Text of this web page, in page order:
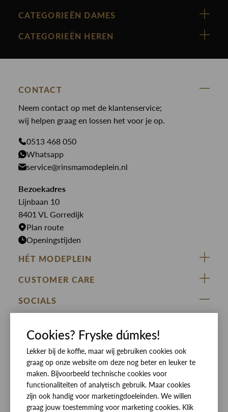
Vanguard
Cast Iron
Paul en Shark
Genti
PME Legend
Butcher of Blue
Bekijk alle merken >
CATEGORIEËN DAMES
Nieuw binnen
Blouses
Broeken
Gilets
Jassen
Jeans
Jumpsuits
Jurken
Rokken
CATEGORIEËN HEREN
Broeken
Colberts
Giftcards
Jassen
Overhemden
Truien
T-shirts
CONTACT
Neem contact op met de klantenservice;
wij helpen graag en lossen het voor je op.
0513 468 050
Whatsapp
service@rinsmamodeplein.nl
Bezoekadres
Lijnbaan 10
8401 VL Gorredijk
Plan route
Openingstijden
HÉT MODEPLEIN
ZIJ VAN RINSMA
DE HEEREN VAN RINSMA
RINSMA.CONCEPTS
Eten en drinken
Openingstijden
Werken bij RINSMA
CUSTOMER CARE
Veelgestelde vragen
Betaalmethoden
Bezorgen
Contact
Reviews
SOCIALS
Cookies? Fryske dúmkes!
Lekker bij de koffie, maar wij gebruiken cookies ook
graag op onze website om deze nog beter en leuker te
maken. Bijvoorbeeld technische cookies voor
functionaliteiten of analytisch gebruik. Maar cookies
zijn ook handig voor marketingdoeleinden. We willen
graag jouw toestemming voor marketing cookies. Klik